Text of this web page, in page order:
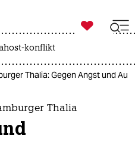
ich

taz zahl ich
konflikt
Thalia: Gegen Angst und
Thalia